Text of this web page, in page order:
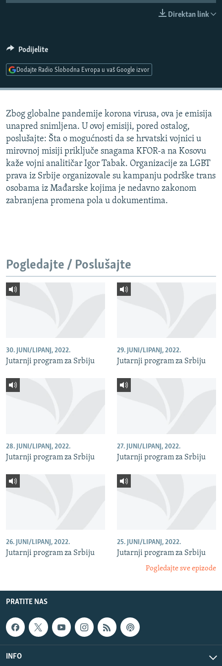
SPECIJALI RSE
VIŠE OD NASLOVA
TV LIBERTY
POST SCRIPTUM
MOJA EVROPA
TRI DECENIJE OD RATA U BIH
SVE KARTE DEJTONA
NASTANAK I RASPAD JUGOSLAVIJE
PRATITE NAS
Sve RFE/RL stranice
Direktan link
Podijelite
Dodajte Radio Slobodna Evropa u vaš Google izvor
Zbog globalne pandemije korona virusa, ova je emisija
unapred snimljena. U ovoj emisiji, pored ostalog,
poslušajte: Šta o mogućnosti da se hrvatski vojnici u
mirovnoj misiji priključe snagama KFOR-a na Kosovu
kaže vojni analitičar Igor Tabak. Organizacije za LGBT
prava iz Srbije organizovale su kampanju podrške trans
osobama iz Mađarske kojima je nedavno zakonom
zabranjena promena pola u dokumentima.
Pogledajte / Poslušajte
30. JUNI/LIPANJ, 2022.
Jutarnji program za Srbiju
29. JUNI/LIPANJ, 2022.
Jutarnji program za Srbiju
28. JUNI/LIPANJ, 2022.
Jutarnji program za Srbiju
27. JUNI/LIPANJ, 2022.
Jutarnji program za Srbiju
26. JUNI/LIPANJ, 2022.
Jutarnji program za Srbiju
25. JUNI/LIPANJ, 2022.
Jutarnji program za Srbiju
Pogledajte sve epizode
PRATITE NAS
INFO